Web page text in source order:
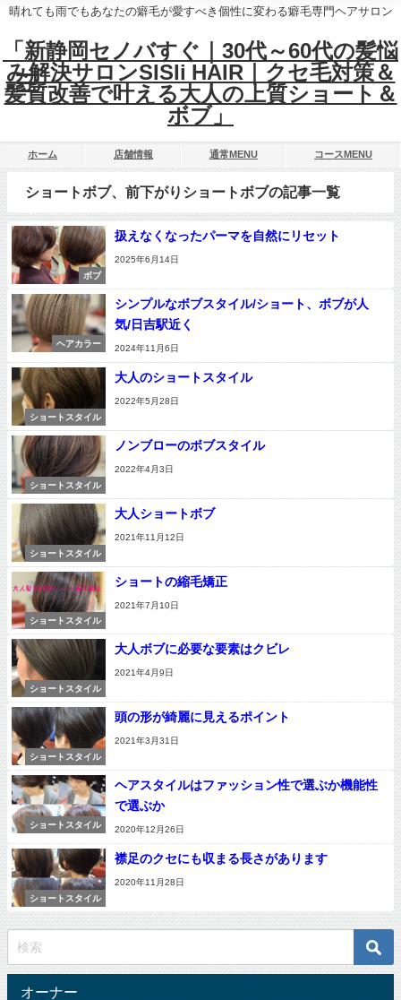
晴れても雨でもあなたの癖毛が愛すべき個性に変わる癖毛専門ヘアサロン
「新静岡セノバすぐ｜30代～60代の髪悩
み解決サロンSISIi HAIR｜クセ毛対策＆
髪質改善で叶える大人の上質ショート＆
ボブ」
ホーム 店舗情報 通常MENU コースMENU
ショートボブ、前下がりショートボブの記事一覧
ボブ
扱えなくなったパーマを自然にリセット
2025年6月14日
ヘアカラー
シンプルなボブスタイル/ショート、ボブが人
気/日吉駅近く
2024年11月6日
ショートスタイル
大人のショートスタイル
2022年5月28日
ショートスタイル
ノンブローのボブスタイル
2022年4月3日
ショートスタイル
大人ショートボブ
2021年11月12日
ショートスタイル
ショートの縮毛矯正
2021年7月10日
ショートスタイル
大人ボブに必要な要素はクビレ
2021年4月9日
ショートスタイル
頭の形が綺麗に見えるポイント
2021年3月31日
ショートスタイル
ヘアスタイルはファッション性で選ぶか機能性
で選ぶか
2020年12月26日
ショートスタイル
襟足のクセにも収まる長さがあります
2020年11月28日
オーナー